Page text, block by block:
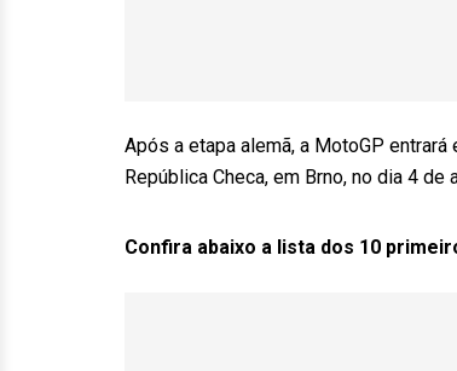
Após a etapa alemã, a MotoGP
República Checa, em Brno, no dia 4
Confira abaixo a lista dos 10